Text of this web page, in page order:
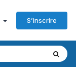
S’inscrire